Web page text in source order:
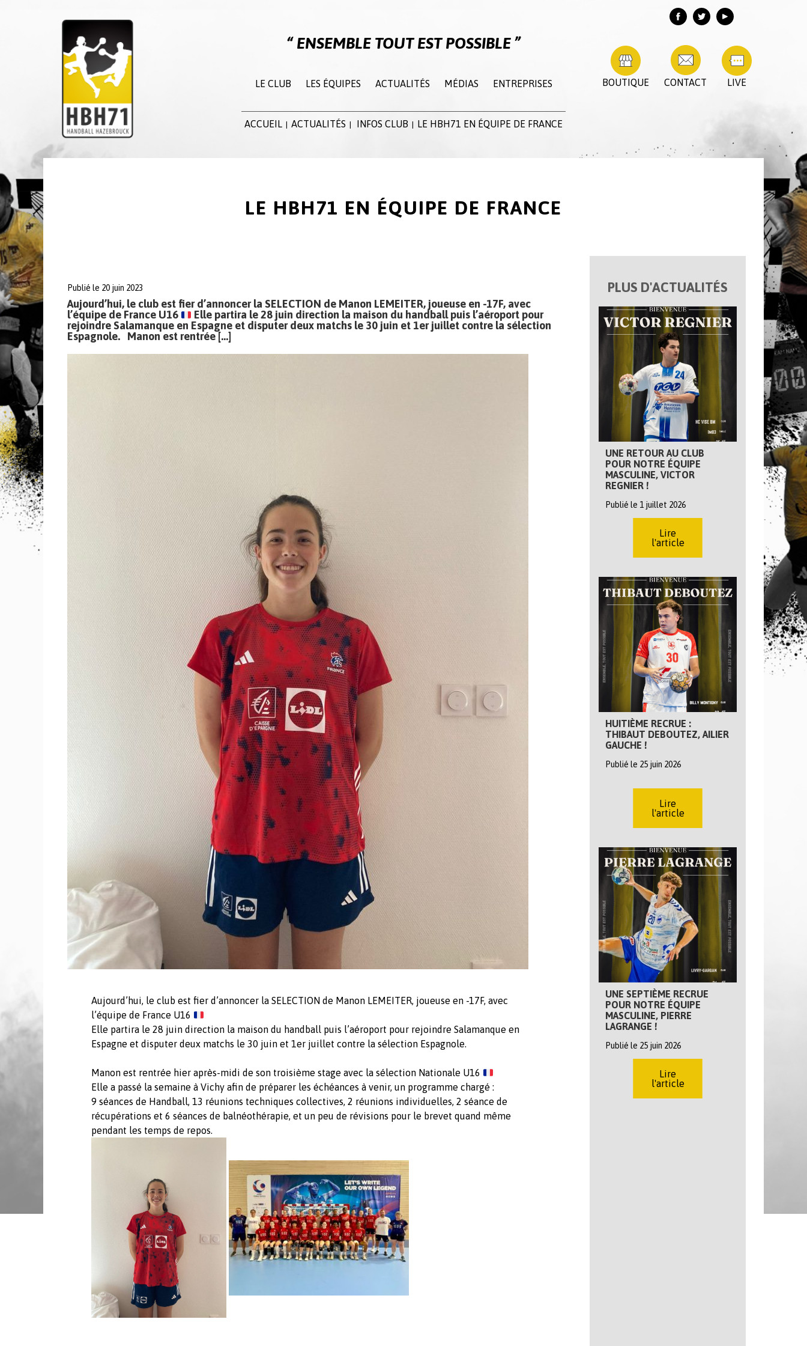
ENSEMBLE TOUT EST POSSIBLE
LE CLUB LES ÉQUIPES ACTUALITÉS MÉDIAS ENTREPRISES
ACCUEIL ACTUALITÉS INFOS CLUB LE HBH71 EN ÉQUIPE DE FRANCE
LIVE
CONTACT
BOUTIQUE
LE HBH71 EN ÉQUIPE DE FRANCE
Publié le 20 juin 2023
Aujourd’hui, le club est fier d’annoncer la SELECTION de Manon LEMEITER, joueuse en -17F, avec
l’équipe de France U16
Elle partira le 28 juin direction la maison du handball puis l’aéroport pour
rejoindre Salamanque en Espagne et disputer deux matchs le 30 juin et 1er juillet contre la sélection
Espagnole. Manon est rentrée […]
Aujourd’hui, le club est fier d’annoncer la SELECTION de Manon LEMEITER, joueuse en -17F, avec
l’équipe de France U16
Elle partira le 28 juin direction la maison du handball puis l’aéroport pour rejoindre Salamanque en
Espagne et disputer deux matchs le 30 juin et 1er juillet contre la sélection Espagnole.
Manon est rentrée hier après-midi de son troisième stage avec la sélection Nationale U16
Elle a passé la semaine à Vichy afin de préparer les échéances à venir, un programme chargé :
9 séances de Handball, 13 réunions techniques collectives, 2 réunions individuelles, 2 séance de
récupérations et 6 séances de balnéothérapie, et un peu de révisions pour le brevet quand même
pendant les temps de repos.
PLUS D'ACTUALITÉS
UNE RETOUR AU CLUB
POUR NOTRE ÉQUIPE
MASCULINE, VICTOR
REGNIER !
Publié le 1 juillet 2026
Lire
l'article
HUITIÈME RECRUE :
THIBAUT DEBOUTEZ, AILIER
GAUCHE !
Publié le 25 juin 2026
Lire
l'article
UNE SEPTIÈME RECRUE
POUR NOTRE ÉQUIPE
MASCULINE, PIERRE
LAGRANGE !
Publié le 25 juin 2026
Lire
l'article